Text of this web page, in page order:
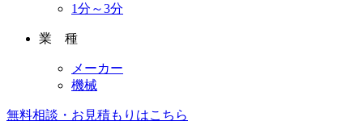
1分～3分
業 種
メーカー
機械
無料相談・お見積もりはこちら